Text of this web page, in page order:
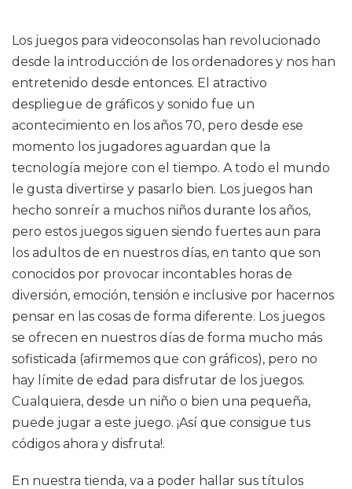
Los juegos para videoconsolas han revolucionado
desde la introducción de los ordenadores y nos han
entretenido desde entonces. El atractivo
despliegue de gráficos y sonido fue un
acontecimiento en los años 70, pero desde ese
momento los jugadores aguardan que la
tecnología mejore con el tiempo. A todo el mundo
le gusta divertirse y pasarlo bien. Los juegos han
hecho sonreír a muchos niños durante los años,
pero estos juegos siguen siendo fuertes aun para
los adultos de en nuestros días, en tanto que son
conocidos por provocar incontables horas de
diversión, emoción, tensión e inclusive por hacernos
pensar en las cosas de forma diferente. Los juegos
se ofrecen en nuestros días de forma mucho más
sofisticada (afirmemos que con gráficos), pero no
hay límite de edad para disfrutar de los juegos.
Cualquiera, desde un niño o bien una pequeña,
puede jugar a este juego. ¡Así que consigue tus
códigos ahora y disfruta!.
En nuestra tienda, va a poder hallar sus títulos